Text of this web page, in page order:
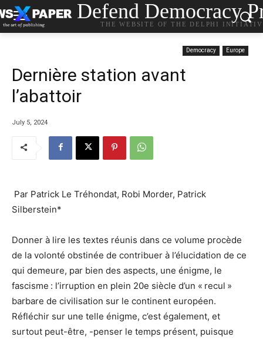
Defend Democracy
THE WEBSITE OF THE DELPHI
Democracy Europe
Dernière station avant
l’abattoir
July 5, 2024
Par Patrick Le Tréhondat, Robi Morder, Patrick
Silberstein*
Donner à lire les textes réunis dans ce volume procède
de la volonté obstinée de contribuer à l’élucidation de ce
qui demeure, par bien des aspects, une énigme, le
fascisme : l’irruption en plein 20e siècle d’un « recul »
barbare de civilisation sur le continent européen.
Réfléchir sur une telle énigme, c’est également, et
surtout peut-être, -penser le temps présent, puisque